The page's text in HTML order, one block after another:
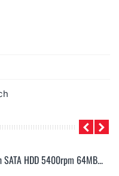
SATA HDD 5400rpm 64MB...